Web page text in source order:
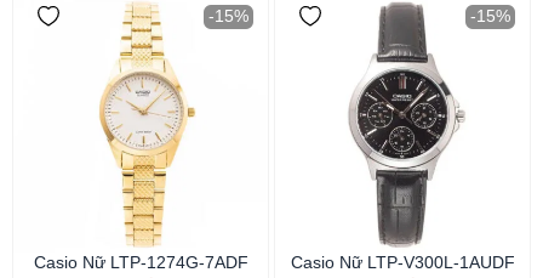
-15%
Casio Nữ LTP-1274G-7ADF
-15%
Casio Nữ LTP-V300L-1AUDF